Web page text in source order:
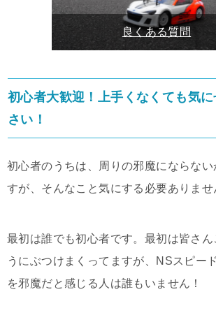
良くある質問
ンタルラジコン
初心者大歓迎！上手くなくても気
さい！
初心者のうちは、周りの邪魔にならな
すが、そんなこと気にする必要ありませ
最初は誰でも初心者です。最初は皆さん
うにぶつけまくってますが、NSスピー
を邪魔だと感じる人は誰もいません！